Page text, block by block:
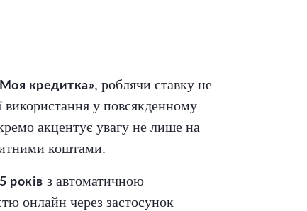
кредитка», роблячи ставку не
використання у повсякденному
акцентує увагу не лише на
коштами.
років з автоматичною
онлайн через застосунок